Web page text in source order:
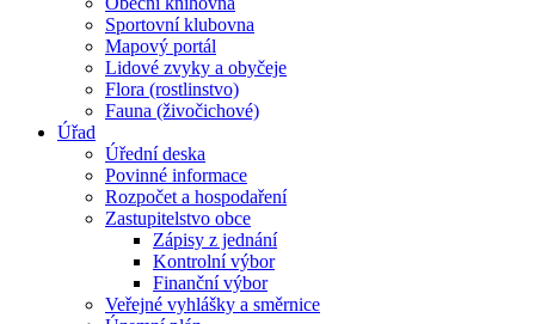
Sportovní klubovna
Mapový portál
Lidové zvyky a obyčeje
Flora (rostlinstvo)
Fauna (živočichové)
Úřad
Úřední deska
Povinné informace
Rozpočet a hospodaření
Zastupitelstvo obce
Zápisy z jednání
Kontrolní výbor
Finanční výbor
Veřejné vyhlášky a směrnice